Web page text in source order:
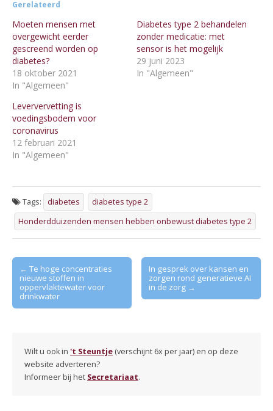
Gerelateerd
Moeten mensen met
overgewicht eerder
gescreend worden op
diabetes?
18 oktober 2021
In "Algemeen"
Diabetes type 2 behandelen
zonder medicatie: met
sensor is het mogelijk
29 juni 2023
In "Algemeen"
Leververvetting is
voedingsbodem voor
coronavirus
12 februari 2021
In "Algemeen"
Tags: diabetes
diabetes type 2
Honderdduizenden mensen hebben onbewust diabetes type 2
Post
navigation
← Te hoge concentraties
nieuwe stoffen in
oppervlaktewater voor
drinkwater
In gesprek over kansen en
zorgen rond generatieve AI
in de zorg →
Wilt u ook in 't Steuntje (verschijnt 6x per jaar) en op deze
website adverteren?
Informeer bij het Secretariaat.